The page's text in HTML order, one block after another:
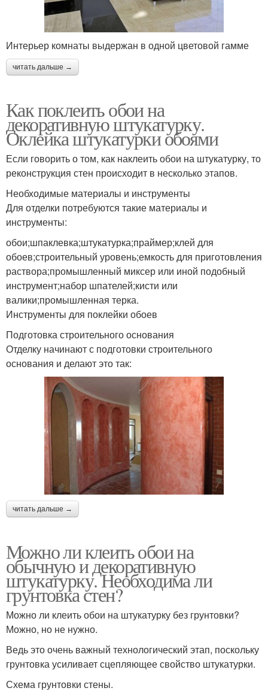
Интерьер комнаты выдержан в одной цветовой гамме
читать дальше →
Как поклеить обои на
декоративную штукатурку.
Оклейка штукатурки обоями
Если говорить о том, как наклеить обои на штукатурку, то
реконструкция стен происходит в несколько этапов.
Необходимые материалы и инструменты
Для отделки потребуются такие материалы и
инструменты:
обои;шпаклевка;штукатурка;праймер;клей для
обоев;строительный уровень;емкость для приготовления
раствора;промышленный миксер или иной подобный
инструмент;набор шпателей;кисти или
валики;промышленная терка.
Инструменты для поклейки обоев
Подготовка строительного основания
Отделку начинают с подготовки строительного
основания и делают это так:
читать дальше →
Можно ли клеить обои на
обычную и декоративную
штукатурку. Необходима ли
грунтовка стен?
Можно ли клеить обои на штукатурку без грунтовки?
Можно, но не нужно.
Ведь это очень важный технологический этап, поскольку
грунтовка усиливает сцепляющее свойство штукатурки.
Схема грунтовки стены.